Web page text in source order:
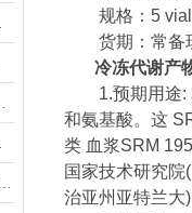
规格：5
货期：常备
冷冻代谢产
1.预期用途:
和氨基酸。这
类 血浆SRM
国家技术研究
治亚州亚特兰大